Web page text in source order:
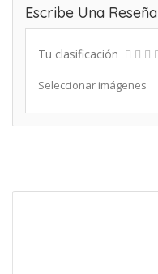
Escribe Una Reseña
Tu clasificación
Seleccionar imágenes